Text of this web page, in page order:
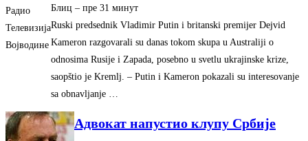
Радио
Телевизија
Војводине
Блиц – ‎пре 31 минут‎
Ruski predsednik Vladimir Putin i britanski premijer Dejvid
Kameron razgovarali su danas tokom skupa u Australiji o
odnosima Rusije i Zapada, posebno u svetlu ukrajinske krize,
saopštio je Kremlj. – Putin i Kameron pokazali su interesovanje
sa obnavljanje …
Адвокат напустио клупу Србије